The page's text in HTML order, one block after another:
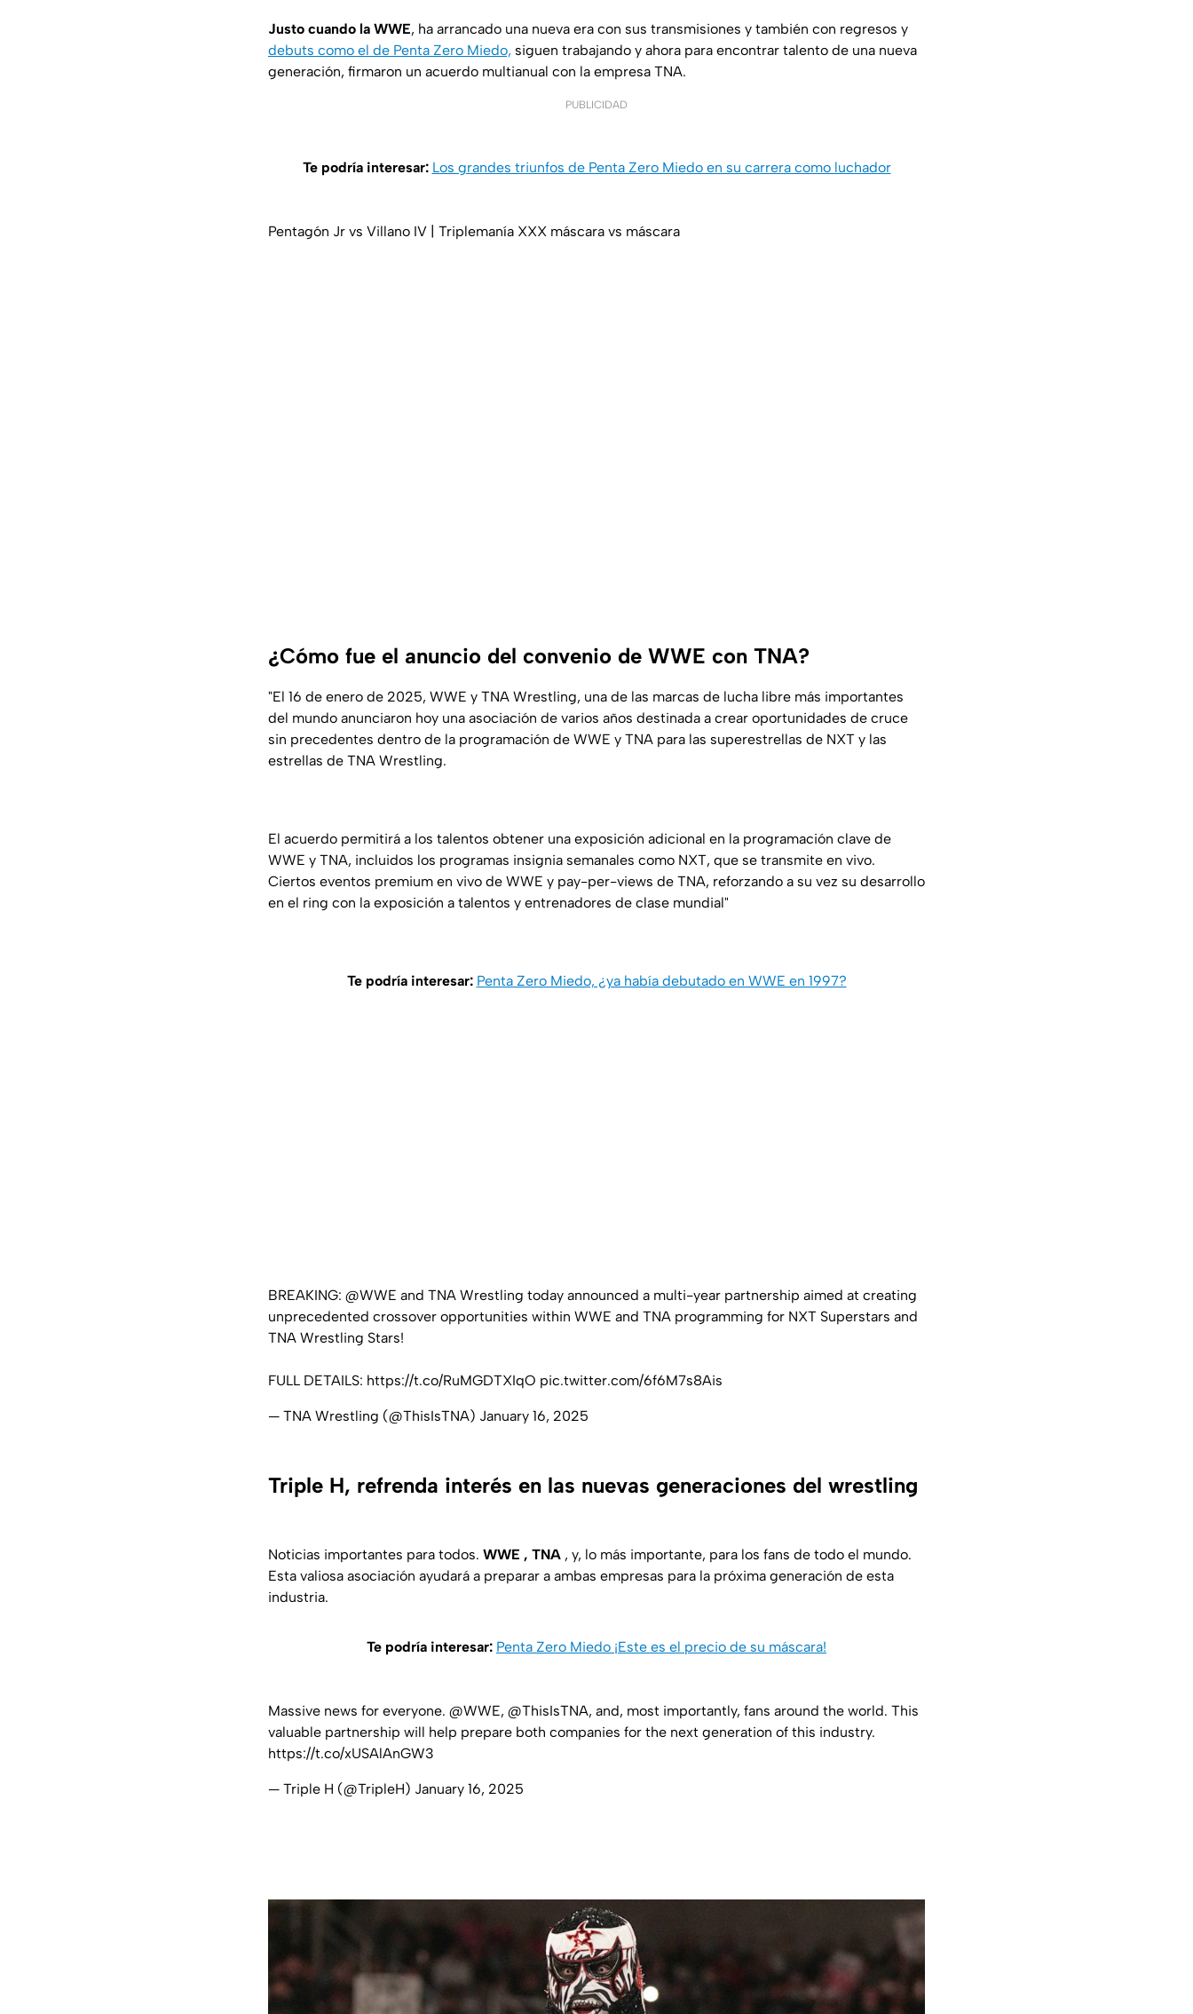
Justo cuando la WWE, ha arrancado una nueva era con sus transmisiones y también con regresos y
debuts como el de Penta Zero Miedo, siguen trabajando y ahora para encontrar talento de una nueva
generación, firmaron un acuerdo multianual con la empresa TNA.
PUBLICIDAD
Te podría interesar: Los grandes triunfos de Penta Zero Miedo en su carrera como luchador
Pentagón Jr vs Villano IV | Triplemanía XXX máscara vs máscara
¿Cómo fue el anuncio del convenio de WWE con TNA?
"El 16 de enero de 2025, WWE y TNA Wrestling, una de las marcas de lucha libre más importantes
del mundo anunciaron hoy una asociación de varios años destinada a crear oportunidades de cruce
sin precedentes dentro de la programación de WWE y TNA para las superestrellas de NXT y las
estrellas de TNA Wrestling.
El acuerdo permitirá a los talentos obtener una exposición adicional en la programación clave de
WWE y TNA, incluidos los programas insignia semanales como NXT, que se transmite en vivo.
Ciertos eventos premium en vivo de WWE y pay-per-views de TNA, reforzando a su vez su desarrollo
en el ring con la exposición a talentos y entrenadores de clase mundial"
Te podría interesar: Penta Zero Miedo, ¿ya había debutado en WWE en 1997?
BREAKING: @WWE and TNA Wrestling today announced a multi-year partnership aimed at creating
unprecedented crossover opportunities within WWE and TNA programming for NXT Superstars and
TNA Wrestling Stars!
FULL DETAILS: https://t.co/RuMGDTXIqO pic.twitter.com/6f6M7s8Ais
— TNA Wrestling (@ThisIsTNA) January 16, 2025
Triple H, refrenda interés en las nuevas generaciones del wrestling
Noticias importantes para todos. WWE , TNA , y, lo más importante, para los fans de todo el mundo.
Esta valiosa asociación ayudará a preparar a ambas empresas para la próxima generación de esta
industria.
Te podría interesar: Penta Zero Miedo ¡Este es el precio de su máscara!
Massive news for everyone. @WWE, @ThisIsTNA, and, most importantly, fans around the world. This
valuable partnership will help prepare both companies for the next generation of this industry.
https://t.co/xUSAlAnGW3
— Triple H (@TripleH) January 16, 2025